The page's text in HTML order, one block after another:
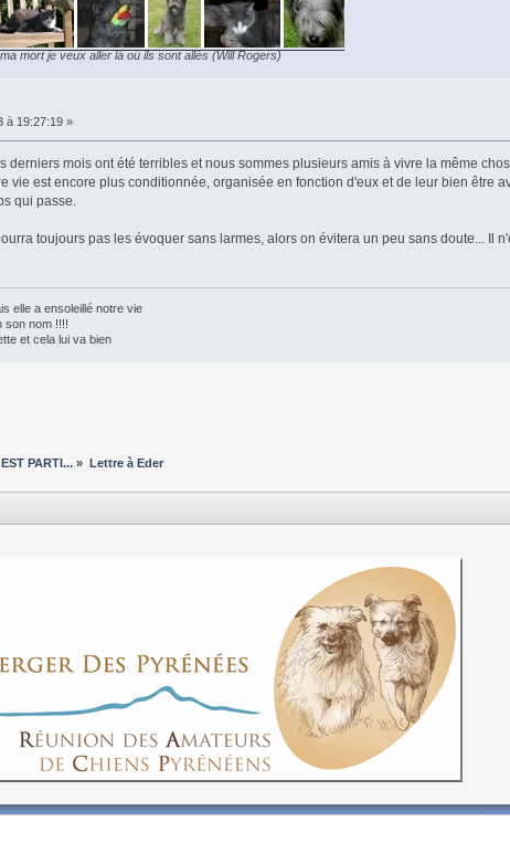
mort je veux aller là où ils sont allés (Will Rogers)
à 19:27:19 »
derniers mois ont été terribles et nous sommes plusieurs amis à vivre la même
vie est encore plus conditionnée, organisée en fonction d'eux et de leur bien être
qui passe.
toujours pas les évoquer sans larmes, alors on évitera un peu sans doute... Il
elle a ensoleillé notre vie
son nom !!!!
et cela lui va bien
PARTI... » Lettre à Eder